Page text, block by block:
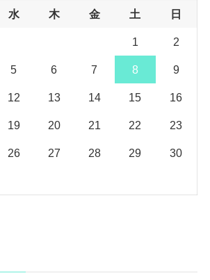
水 木 金 土 日
1 2
5 6 7 8 9
12 13 14 15 16
19 20 21 22 23
26 27 28 29 30